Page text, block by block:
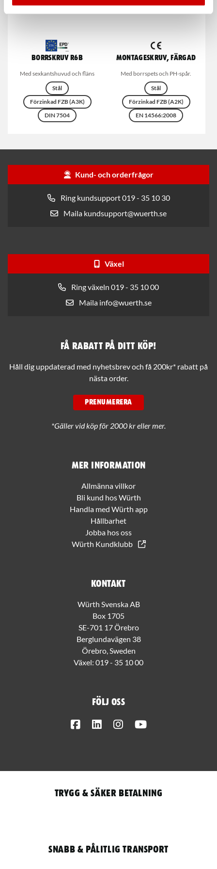
Borrskruv R6B
Med sexkantshuvud och fläns
Stål
Förzinkad FZB (A3K)
DIN 7504
Montageskruv, färgad
Med borrspets och PH-spår.
Stål
Förzinkad FZB (A2K)
EN 14566:2008
Kund- och orderfrågor
Ring kundsupport 019 - 35 10 30
Maila kundsupport@wuerth.se
Växel
Ring växeln 019 - 35 10 00
Maila info@wuerth.se
Mer information
Allmänna villkor
Bli kund hos Würth
Handla med Würth app
Hållbarhet
Jobba hos oss
Würth Kundklubb
Kontakt
Würth Svenska AB
Box 1705
SE-701 17 Örebro
Berglundavägen 38
Örebro, Sweden
Växel: 019 - 35 10 00
Följ oss
FacebookLinkedInInstagram
Få rabatt på ditt köp!
Håll dig uppdaterad med nyhetsbrev och få 200kr* rabatt på
nästa order.
PRENUMERERA
*Gäller vid köp för 2000 kr eller mer.
Trygg & säker betalning
Snabb & pålitlig transport